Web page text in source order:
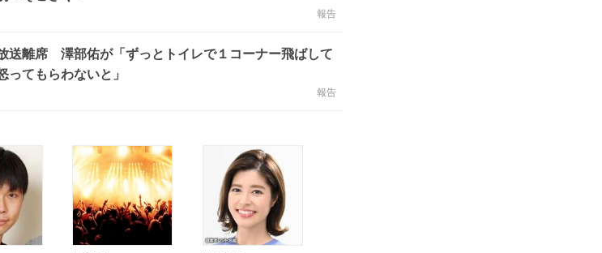
報告
送離席 澤部佑が「ずっとトイレで１コーナー飛ばして
ってもらわないと」
報告